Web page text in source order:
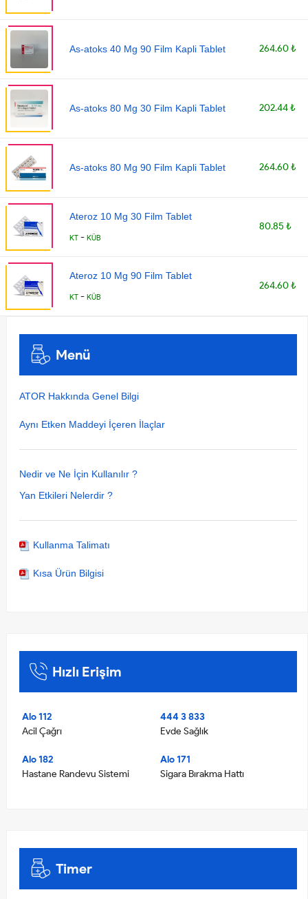
As-atoks 40 Mg 90 Film Kapli Tablet 264.60 ₺
As-atoks 80 Mg 30 Film Kapli Tablet 202.44 ₺
As-atoks 80 Mg 90 Film Kapli Tablet 264.60 ₺
Ateroz 10 Mg 30 Film Tablet
KT - KÜB
80.85 ₺
Ateroz 10 Mg 90 Film Tablet
KT - KÜB
264.60 ₺
Menü
ATOR Hakkında Genel Bilgi
Aynı Etken Maddeyi İçeren İlaçlar
Nedir ve Ne İçin Kullanılır ?
Yan Etkileri Nelerdir ?
Kullanma Talimatı
Kısa Ürün Bilgisi
Hızlı Erişim
Alo 112
Acil Çağrı
444 3 833
Evde Sağlık
Alo 182
Hastane Randevu Sistemi
Alo 171
Sigara Bırakma Hattı
Timer